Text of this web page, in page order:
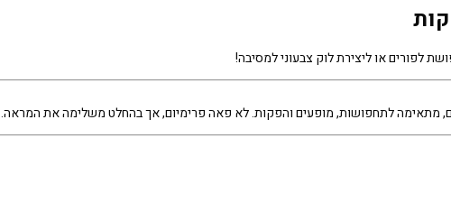
לפורים או ליצירת לוק צבעוני למסיבה!
מתאימה לתחפושות, מופעים והפקות. לא פאה פרימיום, אך בהחלט משלימה את המראה.